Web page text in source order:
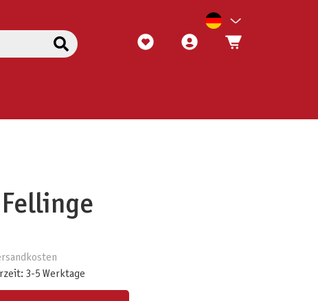
3-5 Werktage
Wert ein oder benutze die Schaltflächen um die Anzahl zu erhöhen oder zu reduzieren.